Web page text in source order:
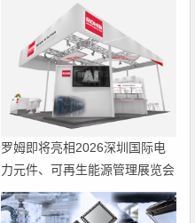
罗姆即将亮相2026深圳国际电
力元件、可再生能源管理展览会
暨研讨会